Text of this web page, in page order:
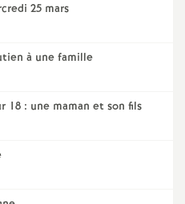
25 mars
à une famille
18 : une maman et son fils